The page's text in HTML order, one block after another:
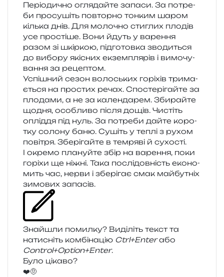
Періодично огля­дай­те запа­си. За потре­
би про­су­шіть повтор­но тон­ким шаром
кіль­ка днів. Для моло­чно сти­глих пло­дів
усе про­сті­ше. Вони йдуть у варе­н­ня
разом зі шкір­кою, під­го­тов­ка зво­ди­ться
до вибо­ру які­сних екзем­пля­рів і вимо­чу­
ва­н­ня за рецептом.
Успішний сезон воло­ських горі­хів три­ма­
є­ться на про­стих речах. Спостерігайте за
пло­да­ми, а не за кален­да­рем. Збирайте
щодня, осо­бли­во після дощів. Чистіть
оплі­д­дя під нуль. За потре­би дайте коро­
тку соло­ну баню. Сушіть у теплі з рухом
пові­тря. Зберігайте в тем­ря­ві й сухо­сті.
І окре­мо пла­нуй­те збір на варе­н­ня, поки
горі­хи ще ніжні. Така послі­дов­ність еко­но­
мить час, нерви і збе­рі­гає смак май­бу­тніх
зимо­вих запасів.
Знайшли помил­ку? Виділіть текст та
нати­сніть ком­бі­на­цію Ctrl+Enterабо
Control+Option+Enter.
Було цікаво?
❤️🤨